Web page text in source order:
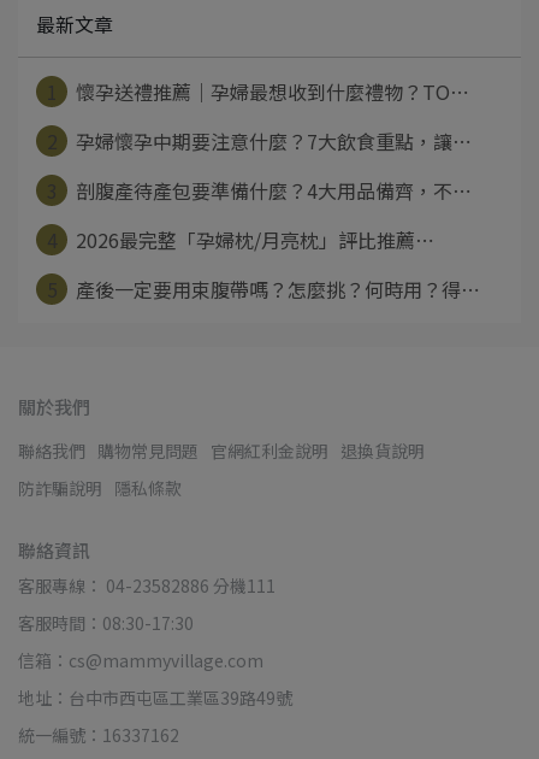
最新文章
懷孕送禮推薦｜孕婦最想收到什麼禮物？TO⋯
孕婦懷孕中期要注意什麼？7大飲食重點，讓⋯
剖腹產待產包要準備什麼？4大用品備齊，不⋯
2026最完整「孕婦枕/月亮枕」評比推薦⋯
產後一定要用束腹帶嗎？怎麼挑？何時用？得⋯
關於我們
聯絡我們 購物常見問題 官網紅利金說明 退換貨說明
防詐騙說明 隱私條款
聯絡資訊
客服專線： 04-23582886 分機111
客服時間：08:30-17:30
信箱：cs@mammyvillage.com
地址：台中市西屯區工業區39路49號
統一編號：16337162